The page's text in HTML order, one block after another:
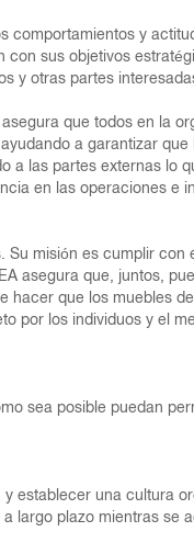
comportamientos y
sus objetivos
y otras partes
que todos en la
a garantizar que
a las partes externas lo
en las operaciones e
misión es cumplir con
asegura que, juntos,
hacer que los muebles
por los individuos y el
sea posible puedan
establecer una cultura
largo plazo mientras se